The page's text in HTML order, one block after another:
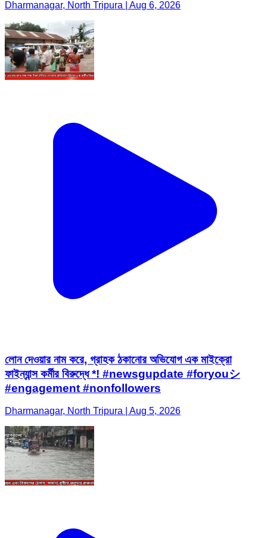
Dharmanagar, North Tripura | Aug 6, 2026
লোন দেওয়ার নাম করে, গ্রাহক ঠকানোর অভিযোগ এক মাইক্রো
ফাইন্যান্স কর্মীর বিরুদ্ধে *! #newsgupdate #foryouシ
#engagement #nonfollowers
Dharmanagar, North Tripura | Aug 5, 2026